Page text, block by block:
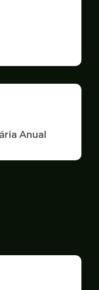
Anual